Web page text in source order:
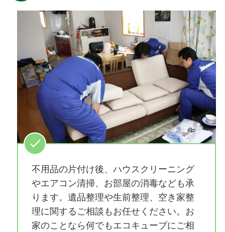
不用品の片付け後、ハウスクリーニング
やエアコン清掃、お部屋の消毒なども承
ります。遺品整理や生前整理、空き家整
理に関するご相談もお任せください。お
家のことなら何でもエコキューブにご相